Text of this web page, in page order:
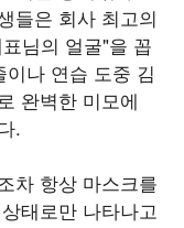
들은 회사 최고의
님의 얼굴"을 꼽
나 연습 도중 김
완벽한 미모에
.
차 항상 마스크를
태로만 나타나고